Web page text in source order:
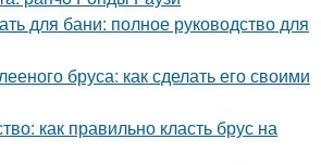
для бани: полное руководство для
бруса: как сделать его своими
как правильно класть брус на